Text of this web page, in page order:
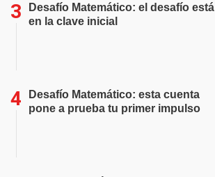
Desafío Matemático: el desafío está
en la clave inicial
Desafío Matemático: esta cuenta
pone a prueba tu primer impulso